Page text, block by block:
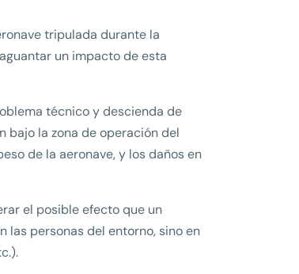
tripulada durante la
un impacto de esta
técnico y descienda de
bajo la zona de operación del
de la aeronave, y los daños en
el posible efecto que un
las personas del entorno, sino en